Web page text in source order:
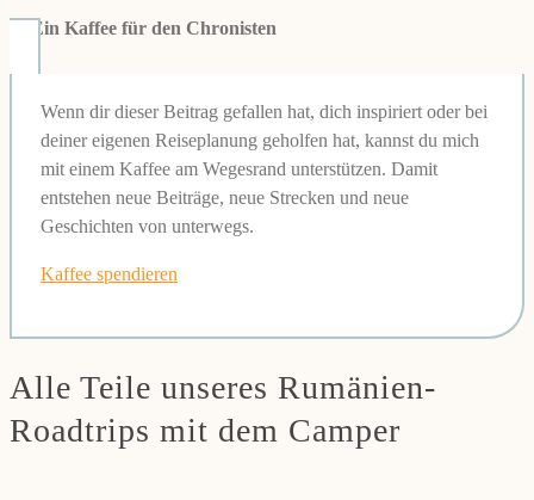
Ein Kaffee für den Chronisten
Wenn dir dieser Beitrag gefallen hat, dich inspiriert oder bei
deiner eigenen Reiseplanung geholfen hat, kannst du mich
mit einem Kaffee am Wegesrand unterstützen. Damit
entstehen neue Beiträge, neue Strecken und neue
Geschichten von unterwegs.
Kaffee spendieren
Alle Teile unseres Rumänien-
Roadtrips mit dem Camper